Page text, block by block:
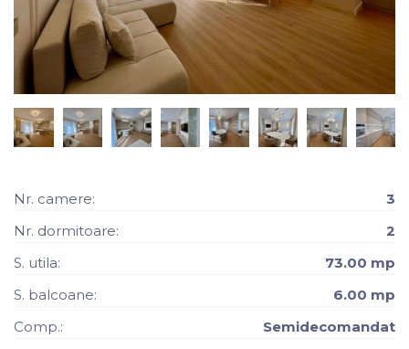
Nr. camere:
3
Nr. dormitoare:
2
S. utila:
73.00 mp
S. balcoane:
6.00 mp
Comp.:
Semidecomandat